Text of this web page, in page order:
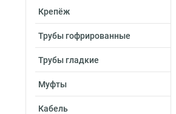
Крепёж
Трубы гофрированные
Трубы гладкие
Муфты
Кабель